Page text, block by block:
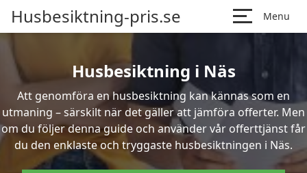
Husbesiktning-pris.se Menu
Husbesiktning i Näs
Att genomföra en husbesiktning kan kännas som en
utmaning – särskilt när det gäller att jämföra offerter. Men
om du följer denna guide och använder vår offerttjänst får
du den enklaste och tryggaste husbesiktningen i Näs.